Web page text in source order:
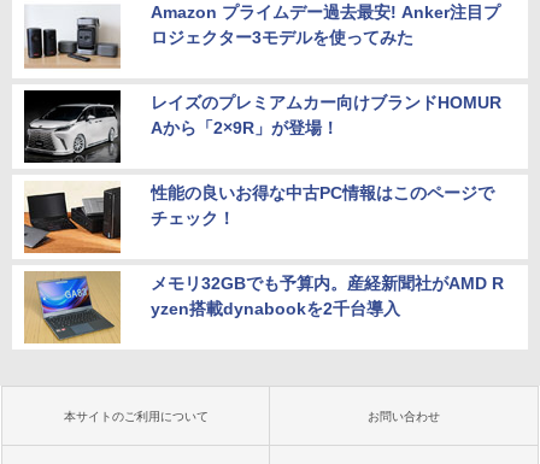
Amazon プライムデー過去最安! Anker注目プ
ロジェクター3モデルを使ってみた
レイズのプレミアムカー向けブランドHOMUR
Aから「2×9R」が登場！
性能の良いお得な中古PC情報はこのページで
チェック！
メモリ32GBでも予算内。産経新聞社がAMD R
yzen搭載dynabookを2千台導入
本サイトのご利用について お問い合わせ